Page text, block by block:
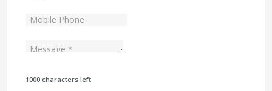
1000 characters left